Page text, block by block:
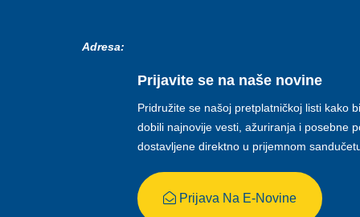
Adresa:
Prijavite se na naše novine
Pridružite se našoj pretplatničkoj listi kako
dobili najnovije vesti, ažuriranja i posebne
dostavljene direktno u prijemnom
Prijava Na E-Novine